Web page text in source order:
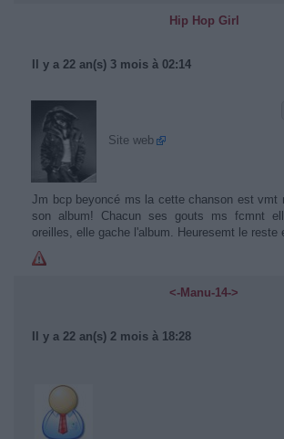
Hip Hop Girl
Il y a 22 an(s) 3 mois à 02:14
Site web
Jm bcp beyoncé ms la cette chanson est vmt
son album! Chacun ses gouts ms fcmnt
oreilles, elle gache l'album. Heuresemt le reste
<-Manu-14->
Il y a 22 an(s) 2 mois à 18:28